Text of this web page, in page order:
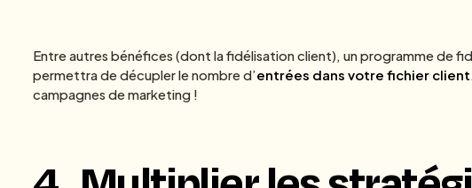
Entre autres bénéfices (dont la fidélisation client), un programme de
permettra de décupler le nombre d’entrées dans votre fichier client
campagnes de marketing !